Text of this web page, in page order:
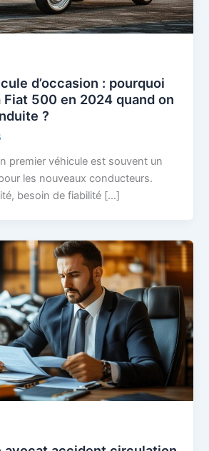
d’occasion : pourquoi
500 en 2024 quand on
?
premier véhicule est souvent un
les nouveaux conducteurs.
besoin de fiabilité […]